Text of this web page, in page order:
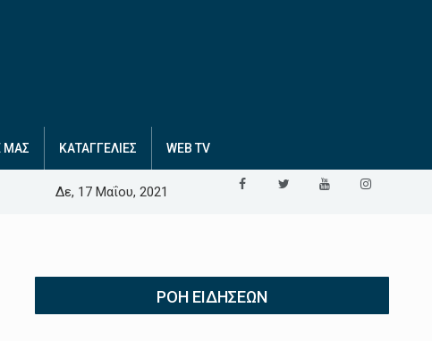
ΜΑΣ ΚΑΤΑΓΓΕΛΙΕΣ WEB TV
Δε, 17 Μαΐου, 2021
ΡΟΉ ΕΙΔΉΣΕΩΝ